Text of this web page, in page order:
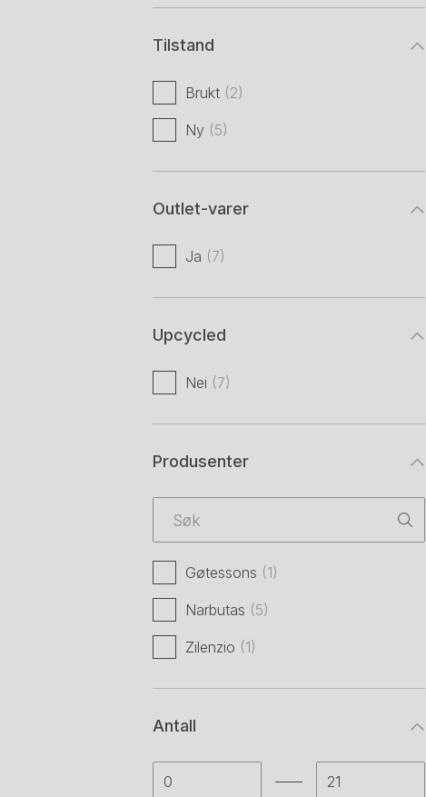
Tilstand
Brukt (2)
Ny (5)
Outlet-varer
Ja (7)
Upcycled
Nei (7)
Produsenter
Gøtessons (1)
Narbutas (5)
Zilenzio (1)
Antall